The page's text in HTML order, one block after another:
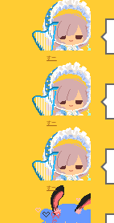
すー
すー
すー